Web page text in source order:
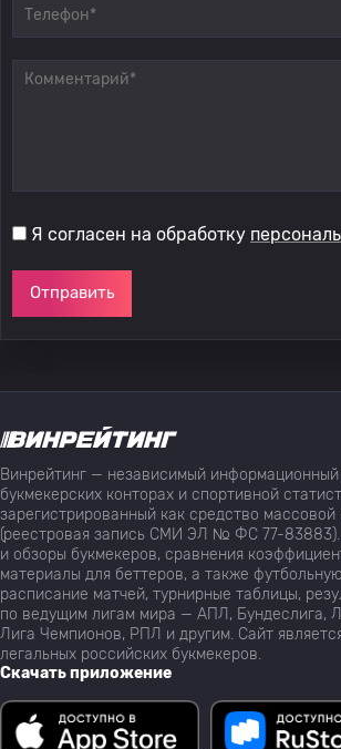
Я согласен на обработку
Отправить
Винрейтинг — независимый информационный
букмекерских конторах и спортивной
зарегистрированный как средство
(реестровая запись СМИ ЭЛ № ФС 77-83883).
и обзоры букмекеров, сравнения
материалы для беттеров, а также
расписание матчей, турнирные таблицы,
по ведущим лигам мира — АПЛ, Бундеслига,
Лига Чемпионов, РПЛ и другим. Сайт
легальных российских букмекеров.
Скачать приложение